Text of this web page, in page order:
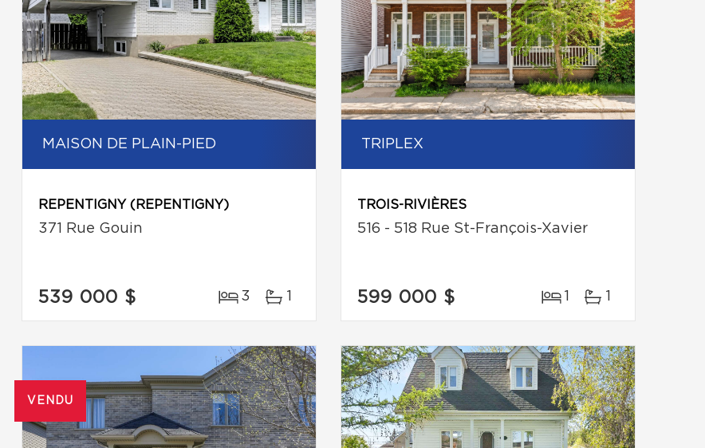
MAISON DE PLAIN-PIED
REPENTIGNY (REPENTIGNY)
371 Rue Gouin
539 000 $ 3 1
TRIPLEX
TROIS-RIVIÈRES
516 - 518 Rue St-François-Xavier
599 000 $ 1 1
VENDU